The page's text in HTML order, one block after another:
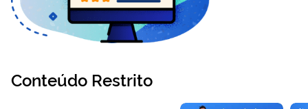
Conteúdo Restrito